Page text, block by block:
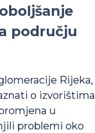
području
Rijeka,
o izvorištima
u
problemi oko